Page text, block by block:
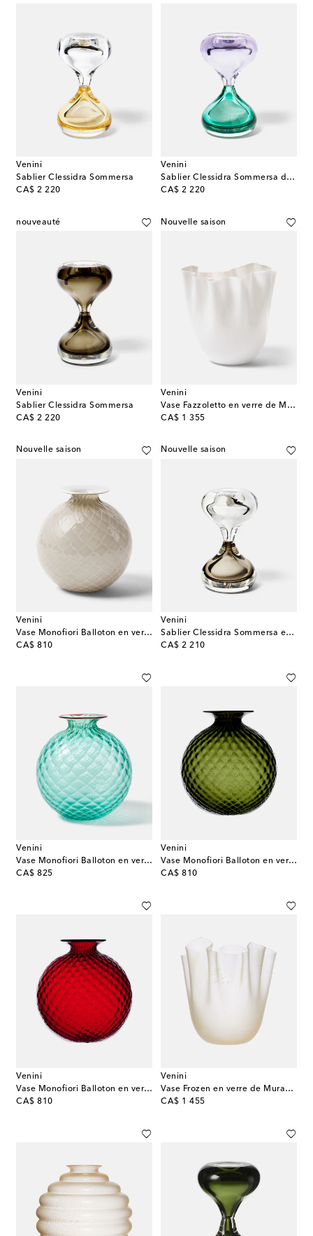
Venini
Sablier Clessidra Sommersa
CA$ 2 220
original price
Venini
Sablier Clessidra Sommersa de Fulvio Bianconi et Paolo Venini
CA$ 2 220
original price
nouveauté
Venini
Sablier Clessidra Sommersa
CA$ 2 220
original price
Nouvelle saison
Venini
Vase Fazzoletto en verre de Murano par Fulvio Bianconi et Paolo Venini
CA$ 1 355
original price
Nouvelle saison
Venini
Vase Monofiori Balloton en verre de Murano
CA$ 810
original price
Nouvelle saison
Venini
Sablier Clessidra Sommersa en verre de Murano par Fulvio Bianconi et Paolo Venini
CA$ 2 210
original price
Venini
Vase Monofiori Balloton en verre de Murano
CA$ 825
original price
Venini
Vase Monofiori Balloton en verre de Murano
CA$ 810
original price
Venini
Vase Monofiori Balloton en verre de Murano
CA$ 810
original price
Venini
Vase Frozen en verre de Murano par Fulvio Bianconi et Paolo Venini
CA$ 1 455
original price